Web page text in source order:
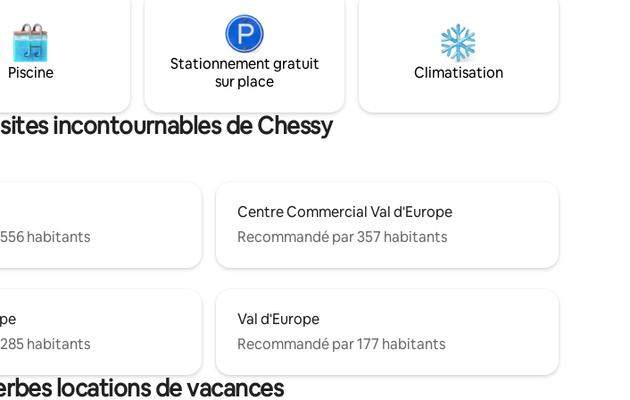
séjour romantique ou un moment de
détente. Laissez-vous tenter par
l’expérience Casalova pour des
moments de détente inoubliables au
cœur d’un cadre chaleureux et élégant
Piscine
Stationnement gratuit
sur place
Climatisation
incontournables de Chessy
habitants
Centre Commercial Val d'Europe
Recommandé par 357 habitants
habitants
Val d'Europe
Recommandé par 177 habitants
locations de vacances